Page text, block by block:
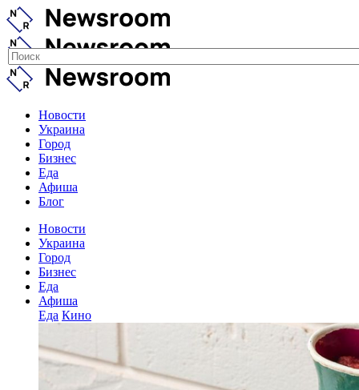
Новости
Украина
Город
Бизнес
Еда
Афиша
Блог
Новости
Украина
Город
Бизнес
Еда
Афиша
Еда Кино